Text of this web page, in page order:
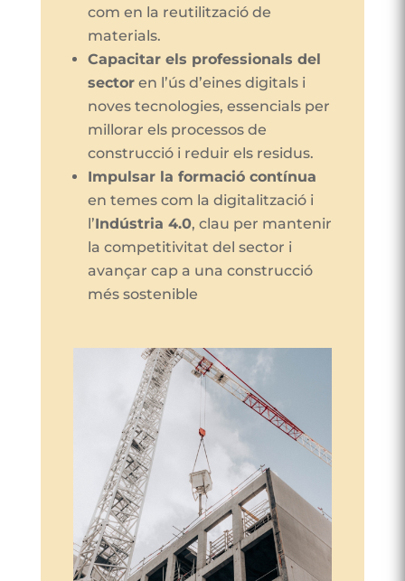
com en la reutilització de
materials.
Capacitar els professionals del
sectoren l’ús d’eines digitals i
noves tecnologies, essencials per
millorar els processos de
construcció i reduir els residus.
Impulsar la formació contínua
en temes com la digitalització i
l’Indústria 4.0, clau per mantenir
la competitivitat del sector i
avançar cap a una construcció
més sostenible​